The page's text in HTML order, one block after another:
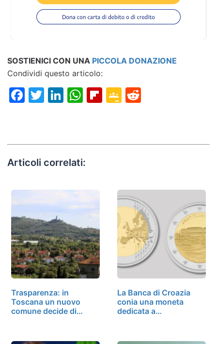
SOSTIENICI CON UNA PICCOLA DONAZIONE
Condividi questo articolo:
Facebook
Twitter
LinkedIn
WhatsApp
Flipboard
Google
Articoli correlati:
Trasparenza: in
Toscana un nuovo
comune decide di…
La Banca di Croazia
conia una moneta
dedicata a…